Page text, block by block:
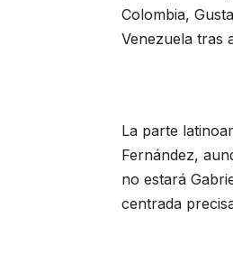
Colombia,
Venezuela tras
La parte
Fernández,
no estará
centrada